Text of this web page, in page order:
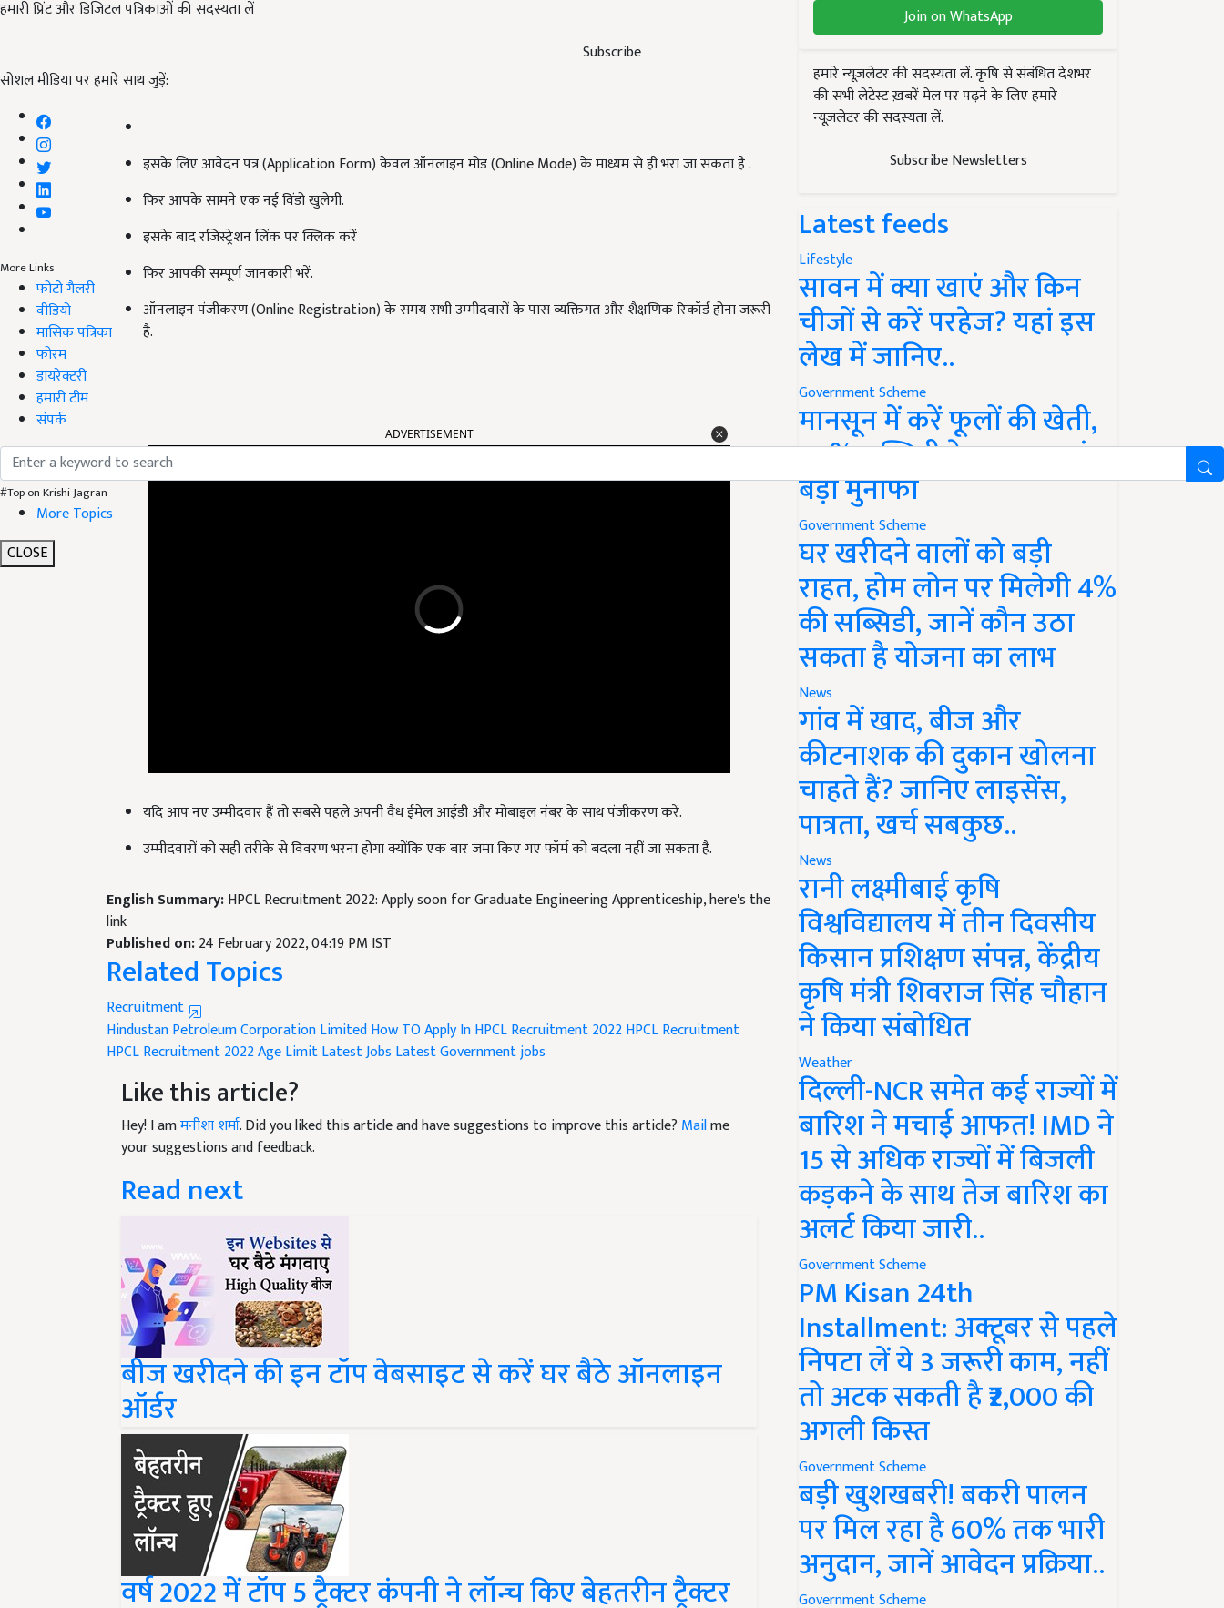
हमारी प्रिंट और डिजिटल पत्रिकाओं की सदस्यता लें
Subscribe
सोशल मीडिया पर हमारे साथ जुड़ें:
More Links
फोटो गैलरी
वीडियो
मासिक पत्रिका
फोरम
डायरेक्टरी
हमारी टीम
संपर्क
#Top on Krishi Jagran
More Topics
CLOSE
इसके लिए आवेदन पत्र (Application Form) केवल ऑनलाइन मोड (Online Mode) के माध्यम से ही भरा जा सकता है .
फिर आपके सामने एक नई विंडो खुलेगी.
इसके बाद रजिस्ट्रेशन लिंक पर क्लिक करें
फिर आपकी सम्पूर्ण जानकारी भरें.
ऑनलाइन पंजीकरण (Online Registration) के समय सभी उम्मीदवारों के पास व्यक्तिगत और शैक्षणिक रिकॉर्ड होना जरूरी
है.
उम्मीदवारों को सही तरीके से विवरण भरना होगा क्योंकि एक बार जमा किए गए फॉर्म को बदला नहीं जा सकता है.
link
Published on:
Related Topics
Recruitment
Hindustan Petroleum Corporation Limited
HPCL Recruitment 2022 Age Limit Latest JobsLatest Government jobs
Like this article?
Hey! I amमनीशा शर्मा . Did you liked this article and have suggestions to improve this article?
your suggestions and feedback.
Read next
बीज खरीदने की इन टॉप वेबसाइट से करें घर बैठे ऑनलाइन
ऑर्डर
वर्ष 2022 में टॉप 5 ट्रैक्टर कंपनी ने लॉन्च किए बेहतरीन ट्रैक्टर
Join on WhatsApp
हमारे न्यूज़लेटर की सदस्यता लें. कृषि से संबंधित देशभर
की सभी लेटेस्ट ख़बरें मेल पर पढ़ने के लिए हमारे
न्यूज़लेटर की सदस्यता लें.
Subscribe Newsletters
Latest feeds
Lifestyle
सावन में क्या खाएं और किन
चीजों से करें परहेज? यहां इस
लेख में जानिए..
Government Scheme
मानसून में करें फूलों की खेती,
50% सब्सिडी के साथ कमाएं
बड़ा मुनाफा
Government Scheme
घर खरीदने वालों को बड़ी
राहत, होम लोन पर मिलेगी 4%
की सब्सिडी, जानें कौन उठा
सकता है योजना का लाभ
News
गांव में खाद, बीज और
कीटनाशक की दुकान खोलना
चाहते हैं? जानिए लाइसेंस,
पात्रता, खर्च सबकुछ..
News
रानी लक्ष्मीबाई कृषि
विश्वविद्यालय में तीन दिवसीय
किसान प्रशिक्षण संपन्न, केंद्रीय
कृषि मंत्री शिवराज सिंह चौहान
ने किया संबोधित
Weather
दिल्ली-NCR समेत कई राज्यों में
बारिश ने मचाई आफत! IMD ने
15 से अधिक राज्यों में बिजली
कड़कने के साथ तेज बारिश का
अलर्ट किया जारी..
Government Scheme
PM Kisan 24th
Installment: अक्टूबर से पहले
निपटा लें ये 3 जरूरी काम, नहीं
तो अटक सकती है ₹2,000 की
अगली किस्त
Government Scheme
बड़ी खुशखबरी! बकरी पालन
पर मिल रहा है 60% तक भारी
अनुदान, जानें आवेदन प्रक्रिया..
Government Scheme